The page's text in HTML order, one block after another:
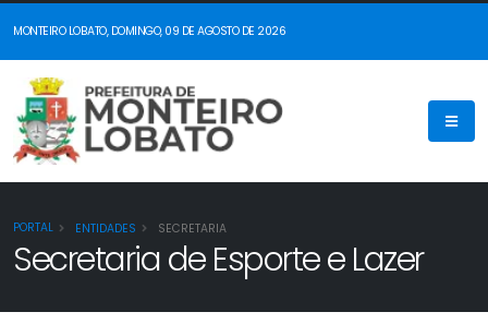
MONTEIRO LOBATO, DOMINGO, 09 DE AGOSTO DE 2026
PORTAL ENTIDADES SECRETARIA
Secretaria de Esporte e Lazer